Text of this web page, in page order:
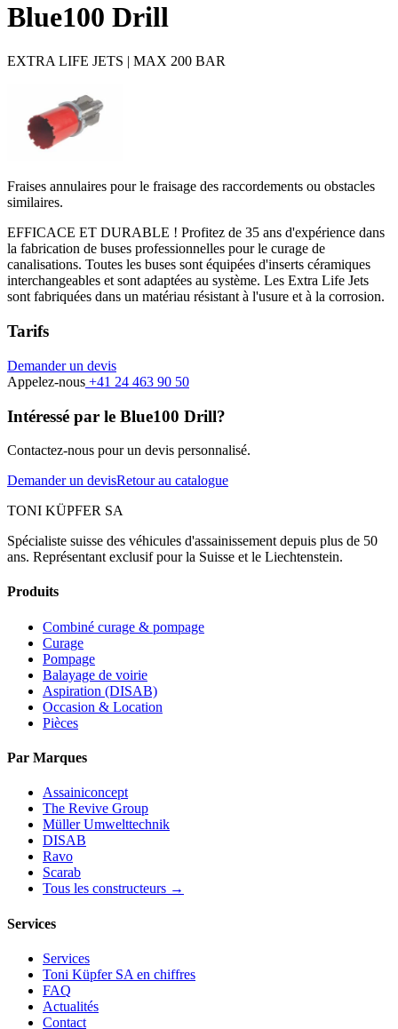
Blue100 Drill
EXTRA LIFE JETS | MAX 200 BAR
Fraises annulaires pour le fraisage des raccordements ou obstacles
similaires.
EFFICACE ET DURABLE ! Profitez de 35 ans d'expérience dans
la fabrication de buses professionnelles pour le curage de
canalisations. Toutes les buses sont équipées d'inserts céramiques
interchangeables et sont adaptées au système. Les Extra Life Jets
sont fabriquées dans un matériau résistant à l'usure et à la corrosion.
Tarifs
Demander un devis
Appelez-nous +41 24 463 90 50
Intéressé par le Blue100 Drill?
Contactez-nous pour un devis personnalisé.
Demander un devisRetour au catalogue
TONI KÜPFER SA
Spécialiste suisse des véhicules d'assainissement depuis plus de 50
ans. Représentant exclusif pour la Suisse et le Liechtenstein.
Produits
Combiné curage & pompage
Curage
Pompage
Balayage de voirie
Aspiration (DISAB)
Occasion & Location
Pièces
Par Marques
Assainiconcept
The Revive Group
Müller Umwelttechnik
DISAB
Ravo
Scarab
Tous les constructeurs →
Services
Services
Toni Küpfer SA en chiffres
FAQ
Actualités
Contact